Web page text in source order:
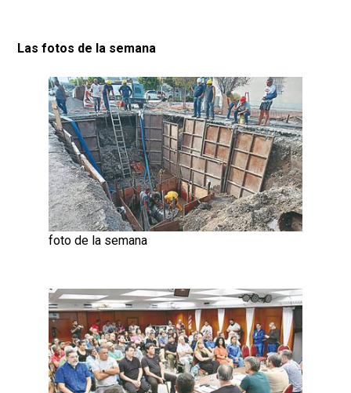
Las fotos de la semana
foto de la semana